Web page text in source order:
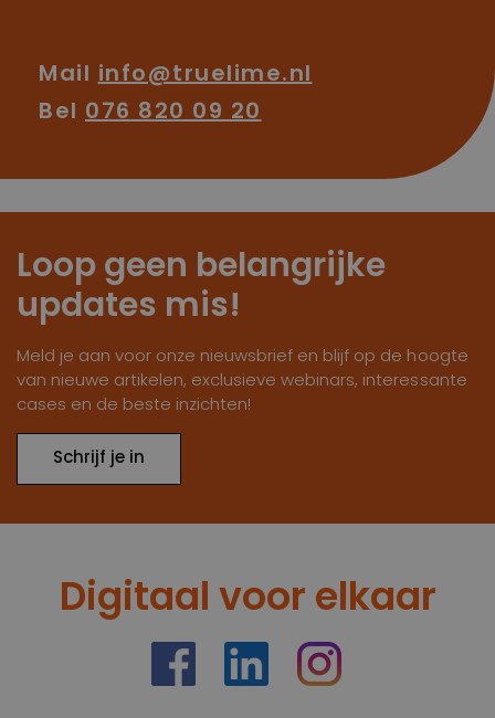
Mail info@truelime.nl
Bel 076 820 09 20
Loop geen belangrijke
updates mis!
Meld je aan voor onze nieuwsbrief en blijf op de hoogte
van nieuwe artikelen, exclusieve webinars, interessante
cases en de beste inzichten!
Schrijf je in
Digitaal voor elkaar